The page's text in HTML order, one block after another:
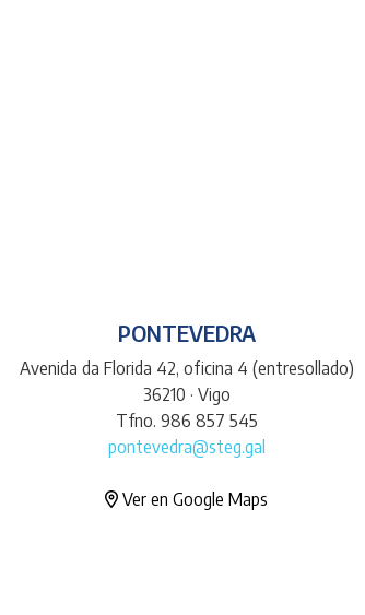
PONTEVEDRA
Avenida da Florida 42, oficina 4 (entresollado)
36210 · Vigo
Tfno. 986 857 545
pontevedra@steg.gal
Ver en Google Maps